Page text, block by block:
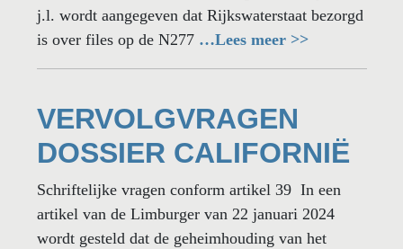
j.l. wordt aangegeven dat Rijkswaterstaat bezorgd
is over files op de N277…Lees meer >>
VERVOLGVRAGEN
DOSSIER CALIFORNIË
Schriftelijke vragen conform artikel 39 In een
artikel van de Limburger van 22 januari 2024
wordt gesteld dat de geheimhouding van het